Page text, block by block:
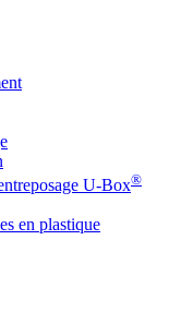
U-Box®
en plastique